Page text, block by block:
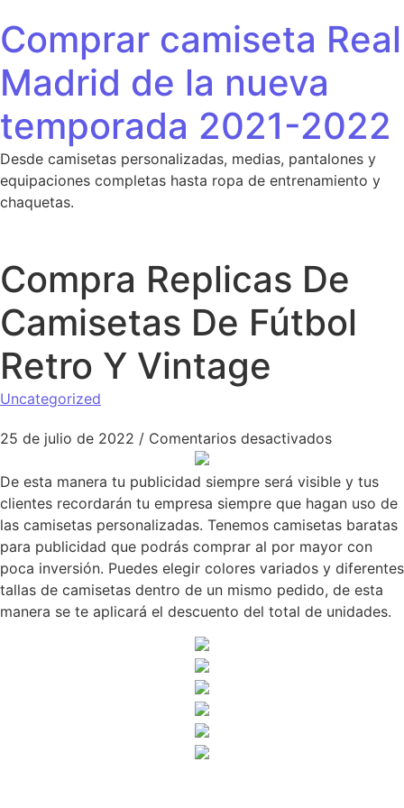
Comprar camiseta Real
Madrid de la nueva
temporada 2021-2022
Desde camisetas personalizadas, medias, pantalones y
equipaciones completas hasta ropa de entrenamiento y
chaquetas.
Compra Replicas De
Camisetas De Fútbol
Retro Y Vintage
Uncategorized
25 de julio de 2022 / Comentarios desactivadosen
De esta manera tu publicidad siempre será visible y tus
clientes recordarán tu empresa siempre que hagan uso de
las camisetas personalizadas. Tenemos camisetas baratas
para publicidad que podrás comprar al por mayor con
poca inversión. Puedes elegir colores variados y diferentes
tallas de camisetas dentro de un mismo pedido, de esta
manera se te aplicará el descuento del total de unidades.